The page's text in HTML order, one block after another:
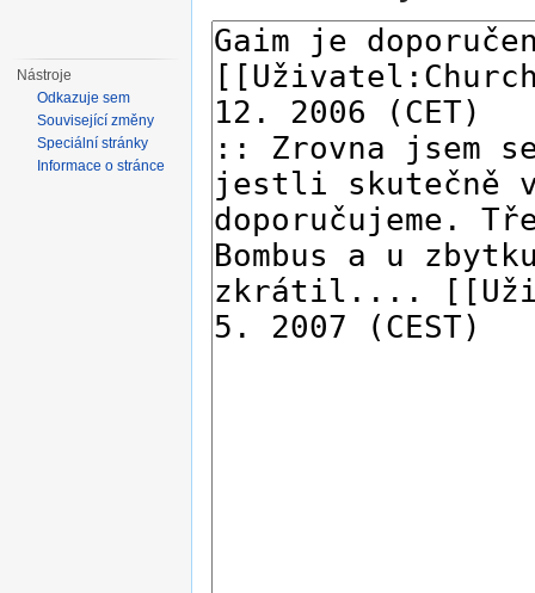
Nástroje
Odkazuje sem
Související změny
Speciální stránky
Informace o stránce